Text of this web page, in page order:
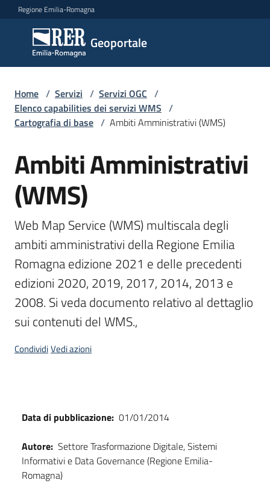
Vai al contenuto
Vai alla navigazione
Vai al footer
Regione Emilia-Romagna
Geoportale
Geoportale
Catalogo
dati,
servizi
Visualizza
on-
line
Scarica
i
dati
Approfondimenti
cartografico
Home / Servizi / Servizi OGC /
Elenco capabilities dei servizi WMS /
Cartografia di base / Ambiti Amministrativi (WMS)
Salta al contenuto
Ambiti Amministrativi
(WMS)
Web Map Service (WMS) multiscala degli
ambiti amministrativi della Regione Emilia
Romagna edizione 2021 e delle precedenti
edizioni 2020, 2019, 2017, 2014, 2013 e
2008. Si veda documento relativo al dettaglio
sui contenuti del WMS.,
CondividiVedi azioni
Dati
Data di pubblicazione: 01/01/2014
Autore: Settore Trasformazione Digitale, Sistemi
Informativi e Data Governance (Regione Emilia-
Romagna)